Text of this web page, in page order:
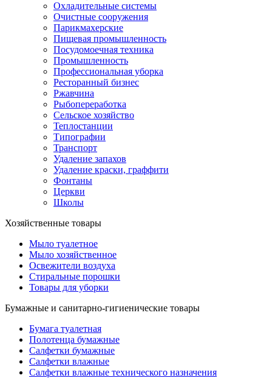
Охладительные системы
Очистные сооружения
Парикмахерские
Пищевая промышленность
Посудомоечная техника
Промышленность
Профессиональная уборка
Ресторанный бизнес
Ржавчина
Рыбопереработка
Сельское хозяйство
Теплостанции
Типографии
Транспорт
Удаление запахов
Удаление краски, граффити
Фонтаны
Церкви
Школы
Хозяйственные товары
Мыло туалетное
Мыло хозяйственное
Освежители воздуха
Стиральные порошки
Товары для уборки
Бумажные и санитарно-гигиенические товары
Бумага туалетная
Полотенца бумажные
Салфетки бумажные
Салфетки влажные
Салфетки влажные технического назначения